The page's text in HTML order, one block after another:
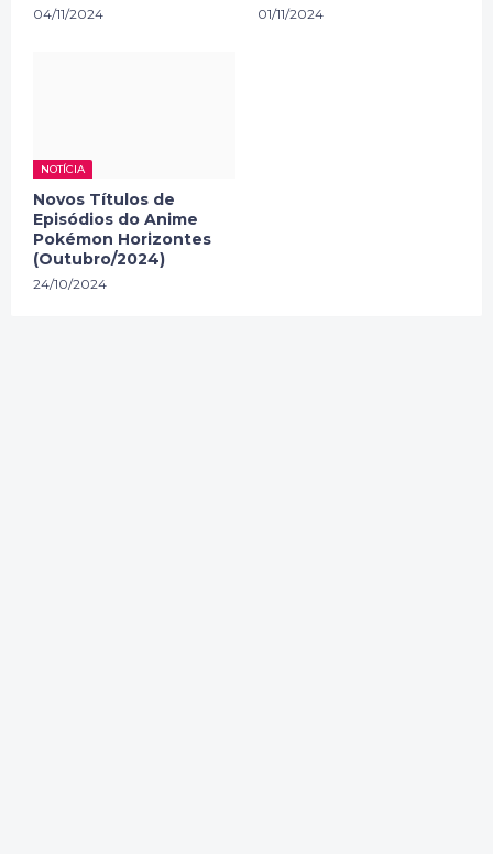
04/11/2024 01/11/2024
NOTÍCIA
Novos Títulos de
Episódios do Anime
Pokémon Horizontes
(Outubro/2024)
24/10/2024